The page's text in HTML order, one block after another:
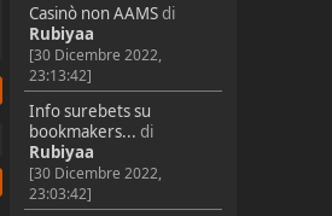
Casinò non AAMSdi
Rubiyaa
[30 Dicembre 2022,
23:13:42]
Info surebets su
bookmakers... di
Rubiyaa
[30 Dicembre 2022,
23:03:42]